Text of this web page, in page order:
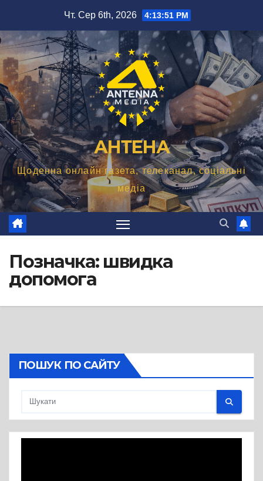
вмісту
Чт. Сер 6th, 2026 4:13:52 PM
АНТЕНА
Щоденна онлайн газета, телеканал, соціальні
медіа
Позначка: швидка
допомога
ПОШУК ПО САЙТУ